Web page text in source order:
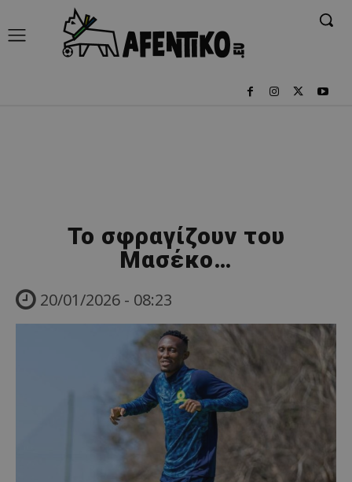
Το σφραγίζουν του
Μασέκο…
20/01/2026 - 08:23